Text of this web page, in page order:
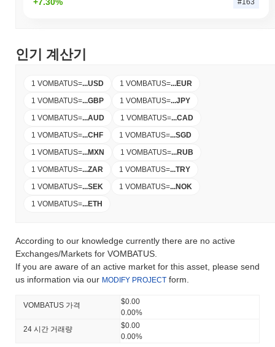
인기 계산기
1 VOMBATUS=...USD 1 VOMBATUS=...EUR
1 VOMBATUS=...GBP 1 VOMBATUS=...JPY
1 VOMBATUS=...AUD 1 VOMBATUS=...CAD
1 VOMBATUS=...CHF 1 VOMBATUS=...SGD
1 VOMBATUS=...MXN 1 VOMBATUS=...RUB
1 VOMBATUS=...ZAR 1 VOMBATUS=...TRY
1 VOMBATUS=...SEK 1 VOMBATUS=...NOK
1 VOMBATUS=...ETH
According to our knowledge currently there are no active
Exchanges/Markets for VOMBATUS.
If you are aware of an active market for this asset, please send
us information via our MODIFY PROJECT form.
VOMBATUS 가격
$0.00
0.00%
24 시간 거래량
$0.00
0.00%